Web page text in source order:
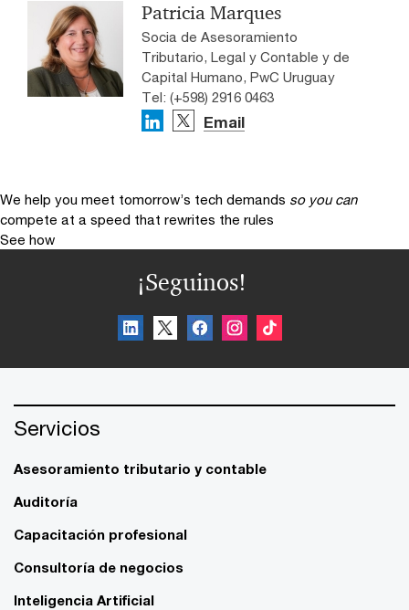
Patricia Marques
Socia de Asesoramiento
Tributario, Legal y Contable y de
Capital Humano, PwC Uruguay
Tel: (+598) 2916 0463
Email
We help you meet tomorrow’s tech demands so you can
compete at a speed that rewrites the rules
See how
¡Seguinos!
Servicios
Asesoramiento tributario y contable
Auditoría
Capacitación profesional
Consultoría de negocios
Inteligencia Artificial